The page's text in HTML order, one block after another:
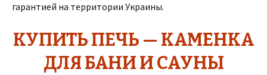
гарантией на территории Украины.
КУПИТЬ ПЕЧЬ — КАМЕНКА
ДЛЯ БАНИ И САУНЫ